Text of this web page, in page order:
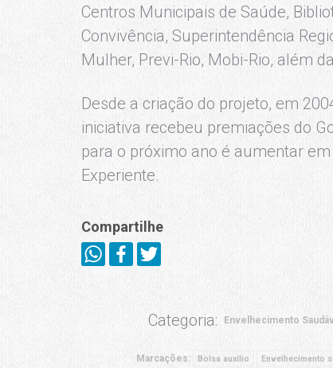
Centros Municipais de Saúde,
Convivência, Superintendência
Mulher, Previ-Rio, Mobi-Rio, além
Desde a criação do projeto, em
iniciativa recebeu premiações do
para o próximo ano é aumentar
Experiente.
Compartilhe
Categoria: Envelhecimento
Marcações: Bolsa auxílio Envelhecimento